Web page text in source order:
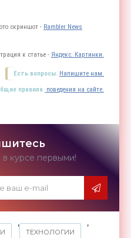
скриншот - Rambler News
к статье - Яндекс. Картинки.
Есть вопросы. Напишите нам.
правила поведения на сайте.
в курсе первыми!
,
ТЕХНОЛОГИИ
,